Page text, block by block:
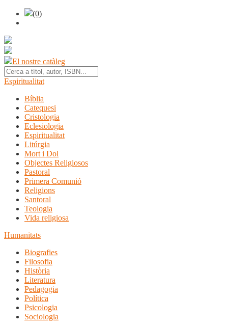
(0)
El nostre catàleg
Espiritualitat
Bíblia
Catequesi
Cristologia
Eclesiologia
Espiritualitat
Litúrgia
Mort i Dol
Objectes Religiosos
Pastoral
Primera Comunió
Religions
Santoral
Teologia
Vida religiosa
Humanitats
Biografies
Filosofia
Història
Literatura
Pedagogia
Política
Psicologia
Sociologia